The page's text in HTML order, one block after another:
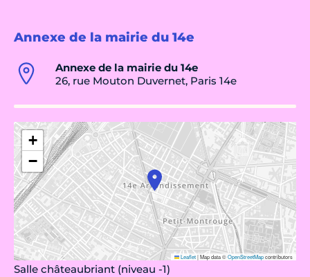
Annexe de la mairie du 14e
Annexe de la mairie du 14e
26, rue Mouton Duvernet, Paris 14e
+
−
Leaflet|Map data ©OpenStreetMapcontributors
Salle châteaubriant (niveau -1)